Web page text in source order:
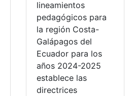
lineamientos
pedagógicos para
la región Costa-
Galápagos del
Ecuador para los
años 2024-2025
establece las
directrices